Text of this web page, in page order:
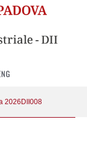
2026DII008